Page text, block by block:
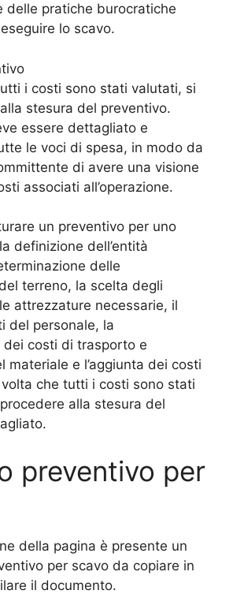
delle pratiche burocratiche
lo scavo.
i costi sono stati valutati, si
stesura del preventivo.
essere dettagliato e
le voci di spesa, in modo da
di avere una visione
associati all’operazione.
un preventivo per uno
definizione dell’entità
delle
terreno, la scelta degli
attrezzature necessarie, il
del personale, la
dei costi di trasporto e
materiale e l’aggiunta dei costi
che tutti i costi sono stati
alla stesura del
preventivo per
della pagina è presente un
per scavo da copiare in
il documento.